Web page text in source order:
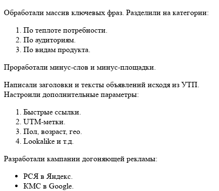
Обработали массив ключевых фраз. Разделили на категории:
По теплоте потребности.
По аудиториям.
По видам продукта.
Проработали минус-слов и минус-площадки.
Написали заголовки и тексты объявлений исходя из УТП.
Настроили дополнительные параметры:
Быстрые ссылки.
UTM-метки.
Пол, возраст, гео.
Lookalike и т.д.
Разработали кампании догоняющей рекламы:
РСЯ в Яндекс.
КМС в Google.